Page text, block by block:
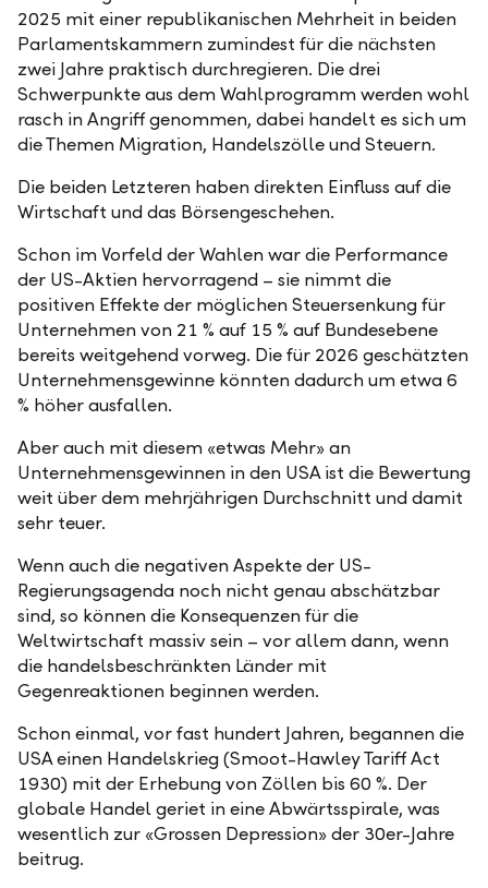
2025 mit einer republikanischen Mehrheit in beiden
Parlamentskammern zumindest für die nächsten
zwei Jahre praktisch durchregieren. Die drei
Schwerpunkte aus dem Wahlprogramm werden wohl
rasch in Angriff genommen, dabei handelt es sich um
die Themen Migration, Handelszölle und Steuern.
Die beiden Letzteren haben direkten Einfluss auf die
Wirtschaft und das Börsengeschehen.
Schon im Vorfeld der Wahlen war die Performance
der US-Aktien hervorragend – sie nimmt die
positiven Effekte der möglichen Steuersenkung für
Unternehmen von 21 % auf 15 % auf Bundesebene
bereits weitgehend vorweg. Die für 2026 geschätzten
Unternehmensgewinne könnten dadurch um etwa 6
% höher ausfallen.
Aber auch mit diesem «etwas Mehr» an
Unternehmensgewinnen in den USA ist die Bewertung
weit über dem mehrjährigen Durchschnitt und damit
sehr teuer.
Wenn auch die negativen Aspekte der US-
Regierungsagenda noch nicht genau abschätzbar
sind, so können die Konsequenzen für die
Weltwirtschaft massiv sein – vor allem dann, wenn
die handelsbeschränkten Länder mit
Gegenreaktionen beginnen werden.
Schon einmal, vor fast hundert Jahren, begannen die
USA einen Handelskrieg (Smoot-Hawley Tariff Act
1930) mit der Erhebung von Zöllen bis 60 %. Der
globale Handel geriet in eine Abwärtsspirale, was
wesentlich zur «Grossen Depression» der 30er-Jahre
beitrug.